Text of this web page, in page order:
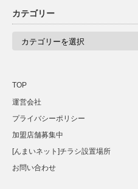
カテゴリー
TOP
運営会社
プライバシーポリシー
加盟店舗募集中
[んまいネット]チラシ設置場所
お問い合わせ